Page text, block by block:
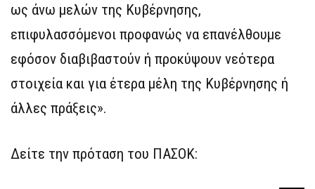
ως άνω μελών της Κυβέρνησης,
επιφυλασσόμενοι προφανώς να επανέλθουμε
εφόσον διαβιβαστούν ή προκύψουν νεότερα
στοιχεία και για έτερα μέλη της Κυβέρνησης ή
άλλες πράξεις».
Δείτε την πρόταση του ΠΑΣΟΚ: